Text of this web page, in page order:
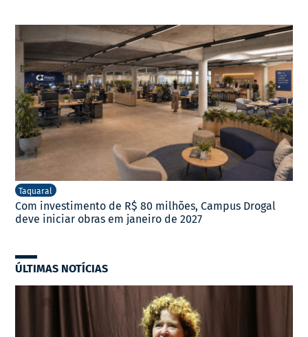
Taquaral
Com investimento de R$ 80 milhões, Campus Drogal
deve iniciar obras em janeiro de 2027
ÚLTIMAS NOTÍCIAS